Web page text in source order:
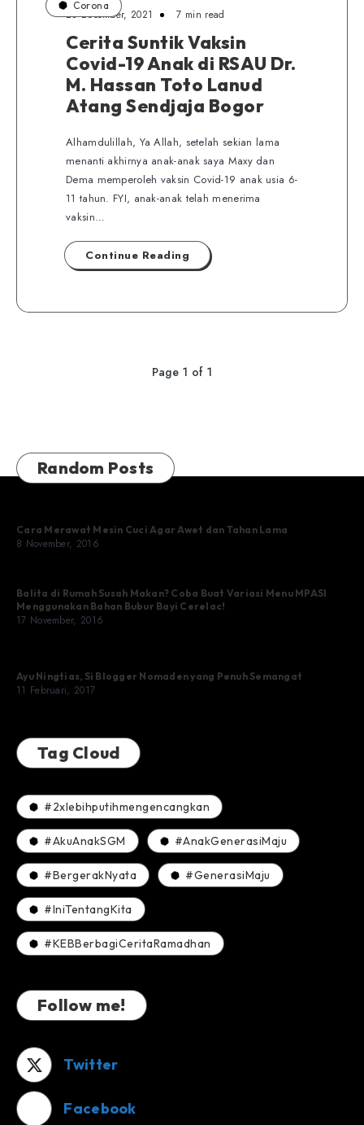
Corona
28 Desember, 2021 7 min read
Cerita Suntik Vaksin
Covid-19 Anak di RSAU Dr.
M. Hassan Toto Lanud
Atang Sendjaja Bogor
Alhamdulillah, Ya Allah, setelah sekian lama
menanti akhirnya anak-anak saya Maxy dan
Dema memperoleh vaksin Covid-19 anak usia 6-
11 tahun. FYI, anak-anak telah menerima
vaksin…
Continue Reading
Page 1 of 1
Random Posts
Cara Merawat Mesin Cuci Agar Awet dan Tahan Lama
8 November, 2016
Balita di Rumah Susah Makan? Coba Buat Variasi Menu MPASI
Menggunakan Bahan Bubur Bayi Cerelac!
17 November, 2016
Ayu Ningtias, Si Blogger Nomaden yang Penuh Semangat
11 Februari, 2017
Tag Cloud
#2xlebihputihmengencangkan
#AkuAnakSGM #AnakGenerasiMaju
#BergerakNyata #GenerasiMaju
#IniTentangKita
#KEBBerbagiCeritaRamadhan
Follow me!
Twitter
Facebook